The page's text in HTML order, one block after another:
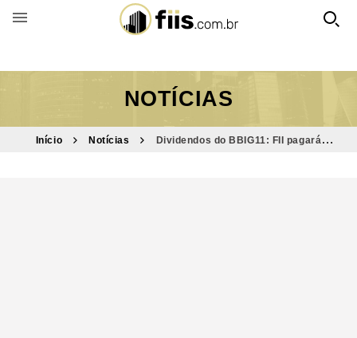
BUSCAR POR FUNDO
NOTÍCIAS
Início Notícias
Dividendos do BBIG11: FII pagará